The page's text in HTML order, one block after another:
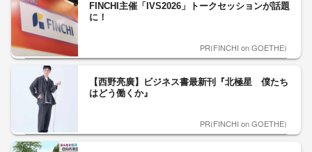
FINCHI主催「IVS2026」トークセッションが話題
に！
PR(FINCHI on GOETHE)
【西野亮廣】ビジネス書最新刊『北極星 僕たち
はどう働くか』
PR(FINCHI on GOETHE)